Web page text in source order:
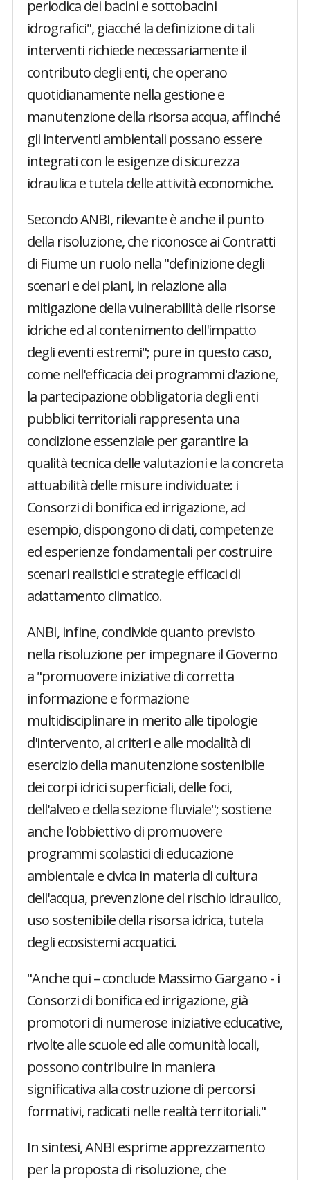
periodica dei bacini e sottobacini
idrografici", giacché la definizione di tali
interventi richiede necessariamente il
contributo degli enti, che operano
quotidianamente nella gestione e
manutenzione della risorsa acqua, affinché
gli interventi ambientali possano essere
integrati con le esigenze di sicurezza
idraulica e tutela delle attività economiche.
Secondo ANBI, rilevante è anche il punto
della risoluzione, che riconosce ai Contratti
di Fiume un ruolo nella "definizione degli
scenari e dei piani, in relazione alla
mitigazione della vulnerabilità delle risorse
idriche ed al contenimento dell'impatto
degli eventi estremi"; pure in questo caso,
come nell'efficacia dei programmi d'azione,
la partecipazione obbligatoria degli enti
pubblici territoriali rappresenta una
condizione essenziale per garantire la
qualità tecnica delle valutazioni e la concreta
attuabilità delle misure individuate: i
Consorzi di bonifica ed irrigazione, ad
esempio, dispongono di dati, competenze
ed esperienze fondamentali per costruire
scenari realistici e strategie efficaci di
adattamento climatico.
ANBI, infine, condivide quanto previsto
nella risoluzione per impegnare il Governo
a "promuovere iniziative di corretta
informazione e formazione
multidisciplinare in merito alle tipologie
d'intervento, ai criteri e alle modalità di
esercizio della manutenzione sostenibile
dei corpi idrici superficiali, delle foci,
dell'alveo e della sezione fluviale"; sostiene
anche l'obbiettivo di promuovere
programmi scolastici di educazione
ambientale e civica in materia di cultura
dell'acqua, prevenzione del rischio idraulico,
uso sostenibile della risorsa idrica, tutela
degli ecosistemi acquatici.
"Anche qui – conclude Massimo Gargano - i
Consorzi di bonifica ed irrigazione, già
promotori di numerose iniziative educative,
rivolte alle scuole ed alle comunità locali,
possono contribuire in maniera
significativa alla costruzione di percorsi
formativi, radicati nelle realtà territoriali."
In sintesi, ANBI esprime apprezzamento
per la proposta di risoluzione, che